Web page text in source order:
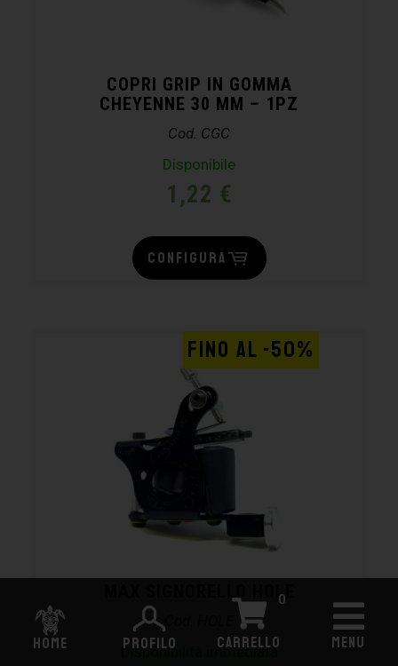
HOME PROFILO CARRELLO
0
MENU
COPRI GRIP IN GOMMA
CHEYENNE 30 MM – 1PZ
Cod. CGC
Disponibile
1,22 €
CONFIGURA
MAX SIGNORELLO HOLE
Disponibilità immediata
FINO AL -50%